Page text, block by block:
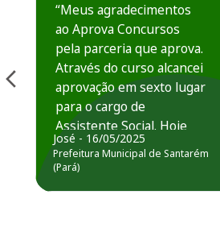
“Meus agradecimentos
ao Aprova Concursos
pela parceria que aprova.
Através do curso alcancei
aprovação em sexto lugar
para o cargo de
Assistente Social. Hoje
estou atuando na
Prefeitura de Santarém.
José - 16/05/2025
Prefeitura Municipal de Santarém
(Pará)